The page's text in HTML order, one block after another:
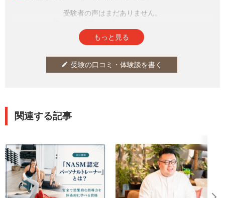
受験者の声はまだありません。
もっと見る
edit 受験の口コミ・体験談を書く
関連する記事